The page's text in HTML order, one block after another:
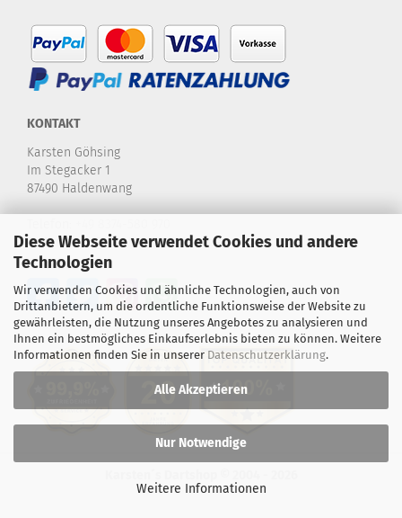
Diese Webseite verwendet Cookies und andere
Technologien
Wir verwenden Cookies und ähnliche Technologien, auch von
Drittanbietern, um die ordentliche Funktionsweise der Website zu
gewährleisten, die Nutzung unseres Angebotes zu analysieren und
Ihnen ein bestmögliches Einkaufserlebnis bieten zu können. Weitere
Informationen finden Sie in unserer Datenschutzerklärung.
Alle Akzeptieren
Nur Notwendige
Weitere Informationen
KONTAKT
Karsten Göhsing
Im Stegacker 1
87490 Haldenwang
E-Mail:info@karstensdartshop.de